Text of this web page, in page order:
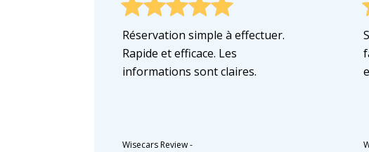
Réservation simple à effectuer.
Rapide et efficace. Les
informations sont claires.
Wisecars Review-